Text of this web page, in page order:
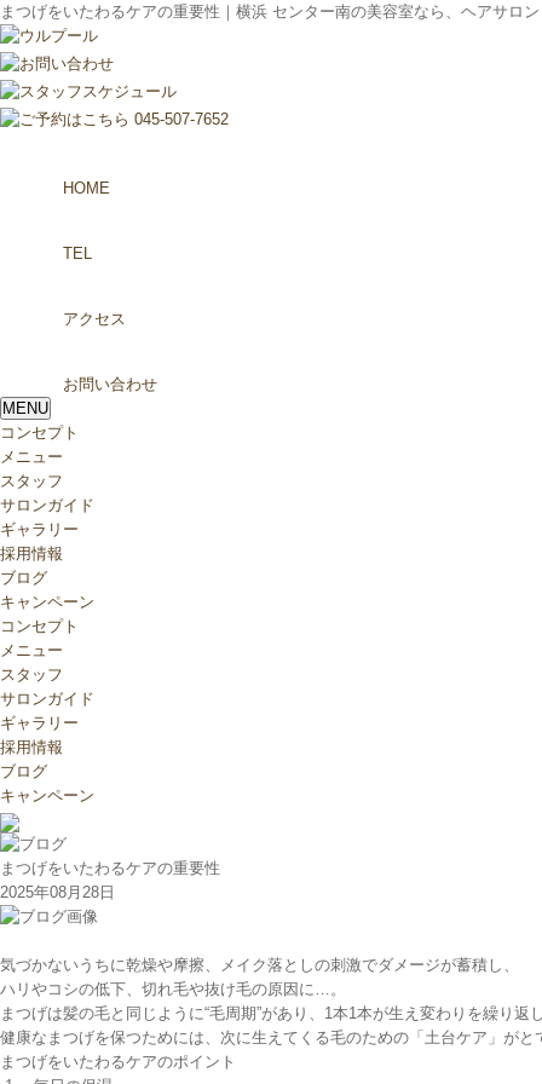
まつげをいたわるケアの重要性｜横浜 センター南の美容室なら、ヘアサロン
HOME
TEL
アクセス
お問い合わせ
MENU
コンセプト
メニュー
スタッフ
サロンガイド
ギャラリー
採用情報
ブログ
キャンペーン
コンセプト
メニュー
スタッフ
サロンガイド
ギャラリー
採用情報
ブログ
キャンペーン
まつげをいたわるケアの重要性
2025年08月28日
気づかないうちに乾燥や摩擦、メイク落としの刺激でダメージが蓄積し、
ハリやコシの低下、切れ毛や抜け毛の原因に…。
まつげは髪の毛と同じように“毛周期”があり、1本1本が生え変わりを繰り返
健康なまつげを保つためには、次に生えてくる毛のための「土台ケア」がと
まつげをいたわるケアのポイント